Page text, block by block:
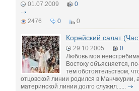
01.07.2009 0
2476 0 0
Корейский салат
29.10.2005
0
Любовь моя
Востоку объясняется,
тем обстоятельством,
отцовской линии родился в Манчжурии,
материнской линии долго служил......